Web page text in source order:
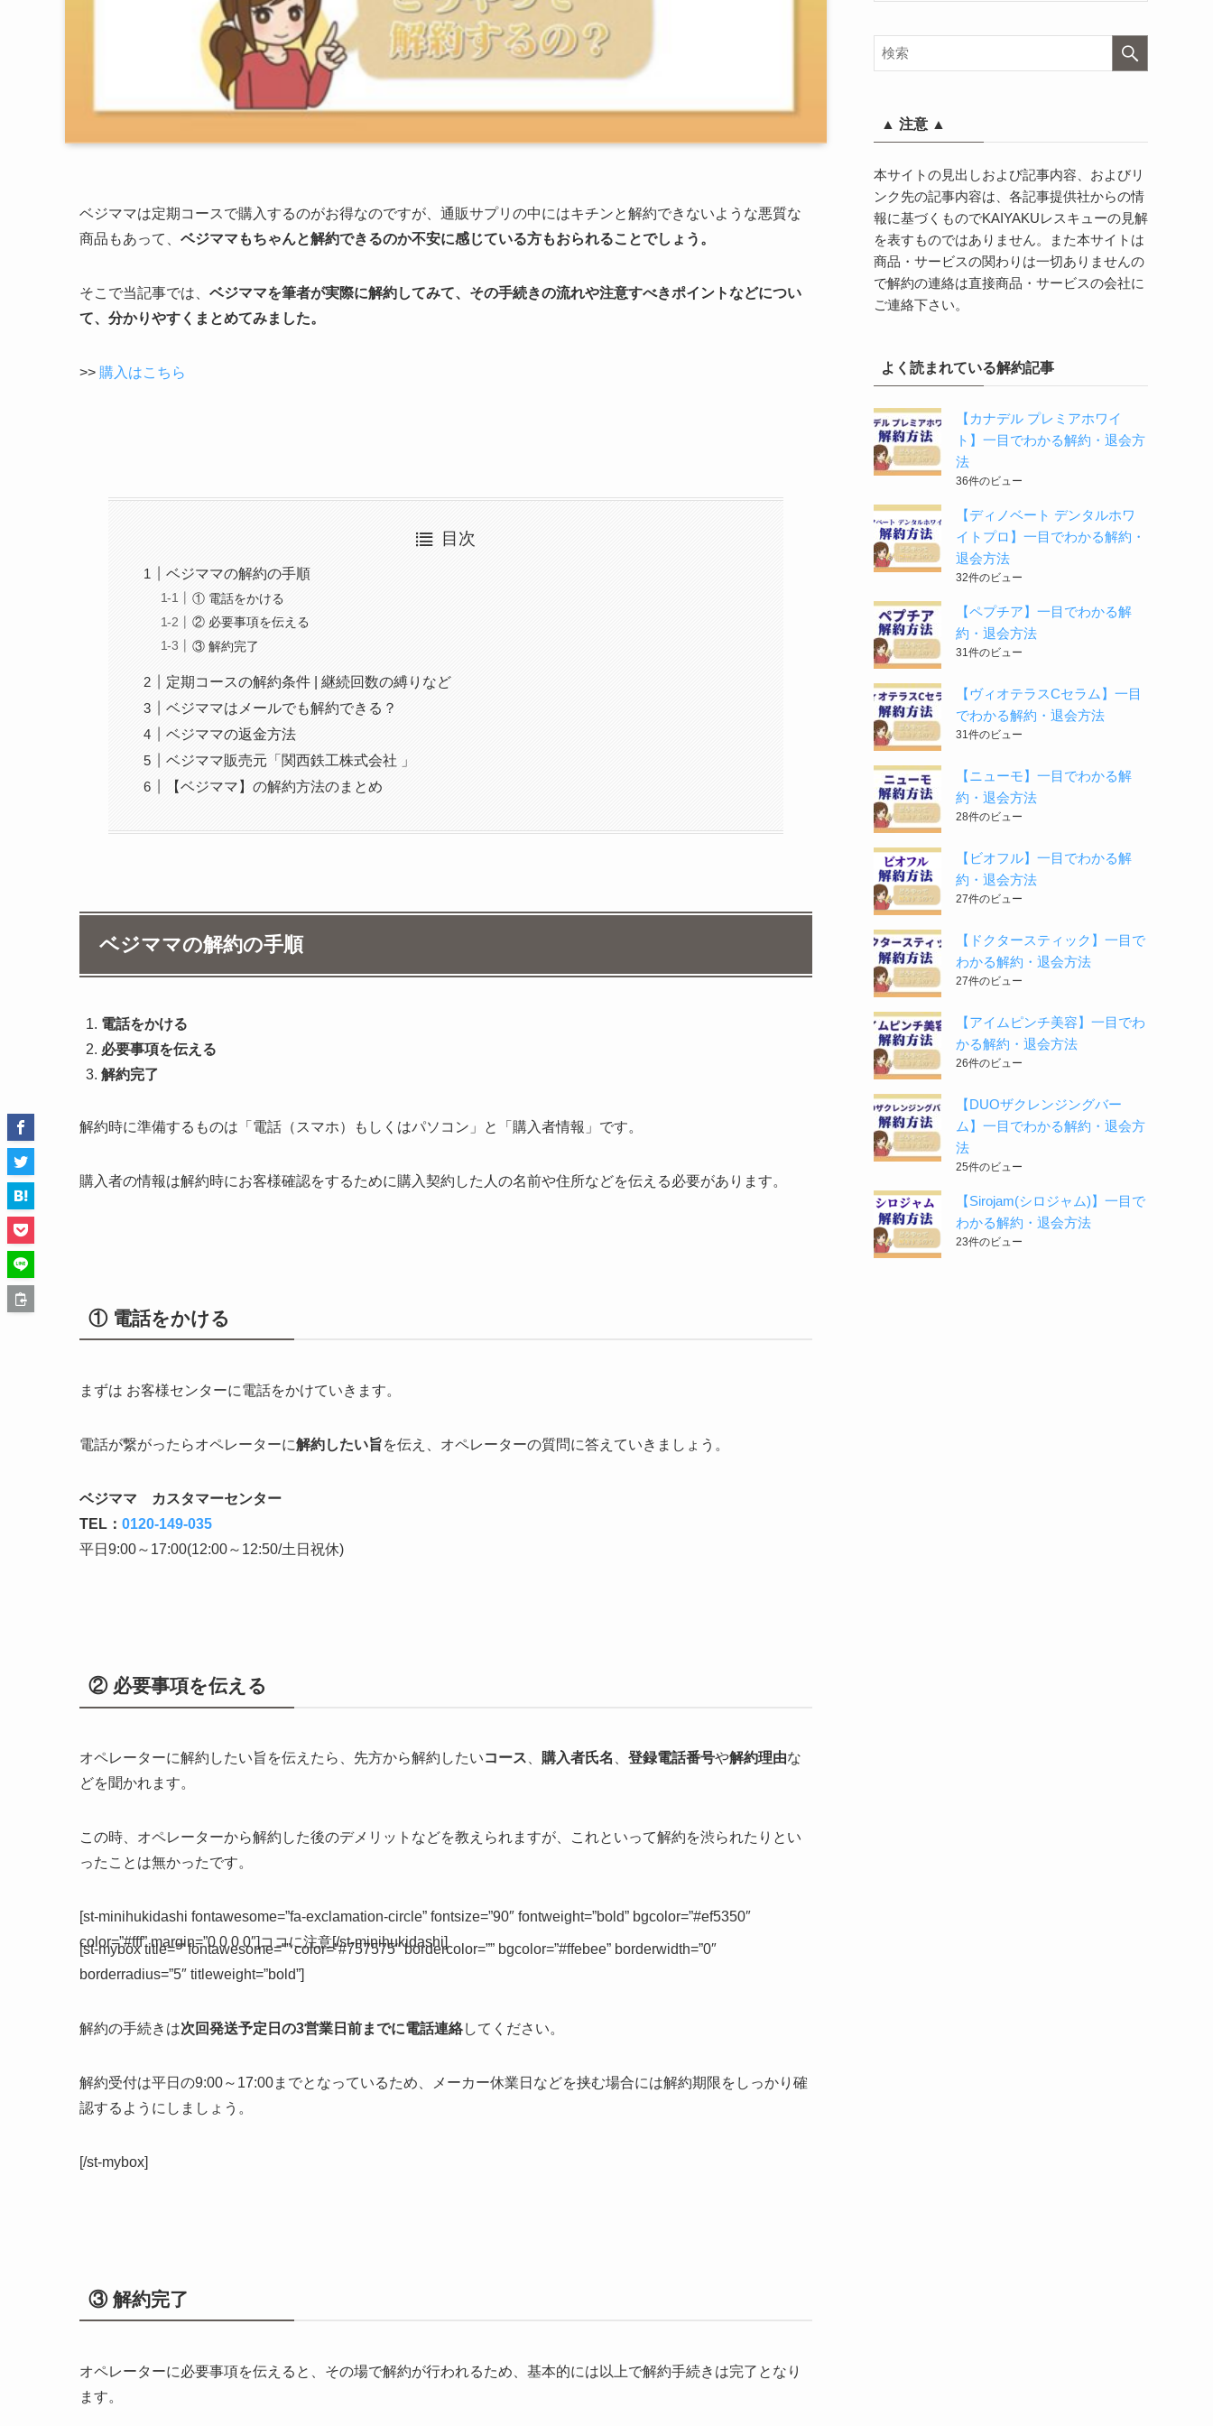
ベジママは定期コースで購入するのがお得なのですが、通販サプリの中にはキチンと解約できないような悪質な
商品もあって、 ベジママもちゃんと解約できるのか不安に感じている方もおられることでしょう。
そこで当記事では、 ベジママを筆者が実際に解約してみて、 その手続きの流れや注意すべきポイントなどについ
て、分かりやすくまとめてみました。
>> 購入はこちら
目次
ベジママの解約の手順
① 電話をかける
② 必要事項を伝える
③ 解約完了
定期コースの解約条件 | 継続回数の縛りなど
ベジママはメールでも解約できる？
ベジママの返金方法
ベジママ販売元「関西鉄工株式会社 」
【ベジママ】の解約方法のまとめ
ベジママの解約の手順
電話をかける
必要事項を伝える
解約完了
解約時に準備するものは「電話（スマホ）もしくはパソコン」と「購入者情報」です。
購入者の情報は解約時にお客様確認をするために購入契約した人の名前や住所などを伝える必要があります。
① 電話をかける
まずは お客様センターに電話をかけていきます。
電話が繋がったらオペレーターに解約したい旨を伝え、オペレーターの質問に答えていきましょう。
ベジママ カスタマーセンター
TEL： 0120-149-035
平日9:00～17:00(12:00～12:50/土日祝休)
② 必要事項を伝える
オペレーターに解約したい旨を伝えたら、先方から解約したいコース 購入者氏名 登録電話番号や解約理由な
どを聞かれます。
この時、オペレーターから解約した後のデメリットなどを教えられますが、これといって解約を渋られたりとい
ったことは無かったです。
[st-minihukidashi fontawesome=”fa-exclamation-circle” fontsize=”90″ fontweight=”bold” bgcolor=”#ef5350″
color=”#fff” margin=”0 0 0 0″]ココに注意[/st-minihukidashi]
[st-mybox title=”” fontawesome=”” color=”#757575″ bordercolor=”” bgcolor=”#ffebee” borderwidth=”0″
borderradius=”5″ titleweight=”bold”]
解約の手続きは次回発送予定日の3営業日前までに電話連絡してください。
解約受付は平日の9:00～17:00までとなっているため、メーカー休業日などを挟む場合には解約期限をしっかり確
認するようにしましょう。
[/st-mybox]
③ 解約完了
オペレーターに必要事項を伝えると、その場で解約が行われるため、基本的には以上で解約手続きは完了となり
ます。
▲ 注意 ▲
本サイトの見出しおよび記事内容、およびリ
ンク先の記事内容は、各記事提供社からの情
報に基づくものでKAIYAKUレスキューの見解
を表すものではありません。また本サイトは
商品・サービスの関わりは一切ありませんの
で解約の連絡は直接商品・サービスの会社に
ご連絡下さい。
よく読まれている解約記事
【カナデル プレミアホワイ
ト】一目でわかる解約・退会方
法
36件のビュー
【ディノベート デンタルホワ
イトプロ】一目でわかる解約・
退会方法
32件のビュー
【ペプチア】一目でわかる解
約・退会方法
31件のビュー
【ヴィオテラスCセラム】一目
でわかる解約・退会方法
31件のビュー
【ニューモ】一目でわかる解
約・退会方法
28件のビュー
【ビオフル】一目でわかる解
約・退会方法
27件のビュー
【ドクタースティック】一目で
わかる解約・退会方法
27件のビュー
【アイムピンチ美容】一目でわ
かる解約・退会方法
26件のビュー
【DUOザクレンジングバー
ム】一目でわかる解約・退会方
法
25件のビュー
【Sirojam(シロジャム)】一目で
わかる解約・退会方法
23件のビュー